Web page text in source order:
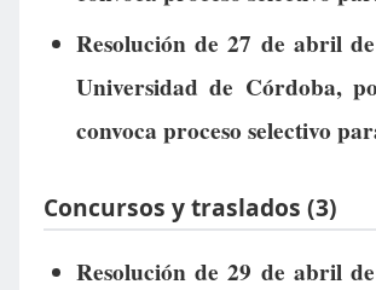
Resolución de 27 de abril
Universidad de Córdoba,
convoca proceso selectivo
Concursos y traslados (3)
Resolución de 29 de abril